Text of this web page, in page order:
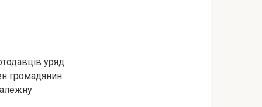
уряд
громадянин